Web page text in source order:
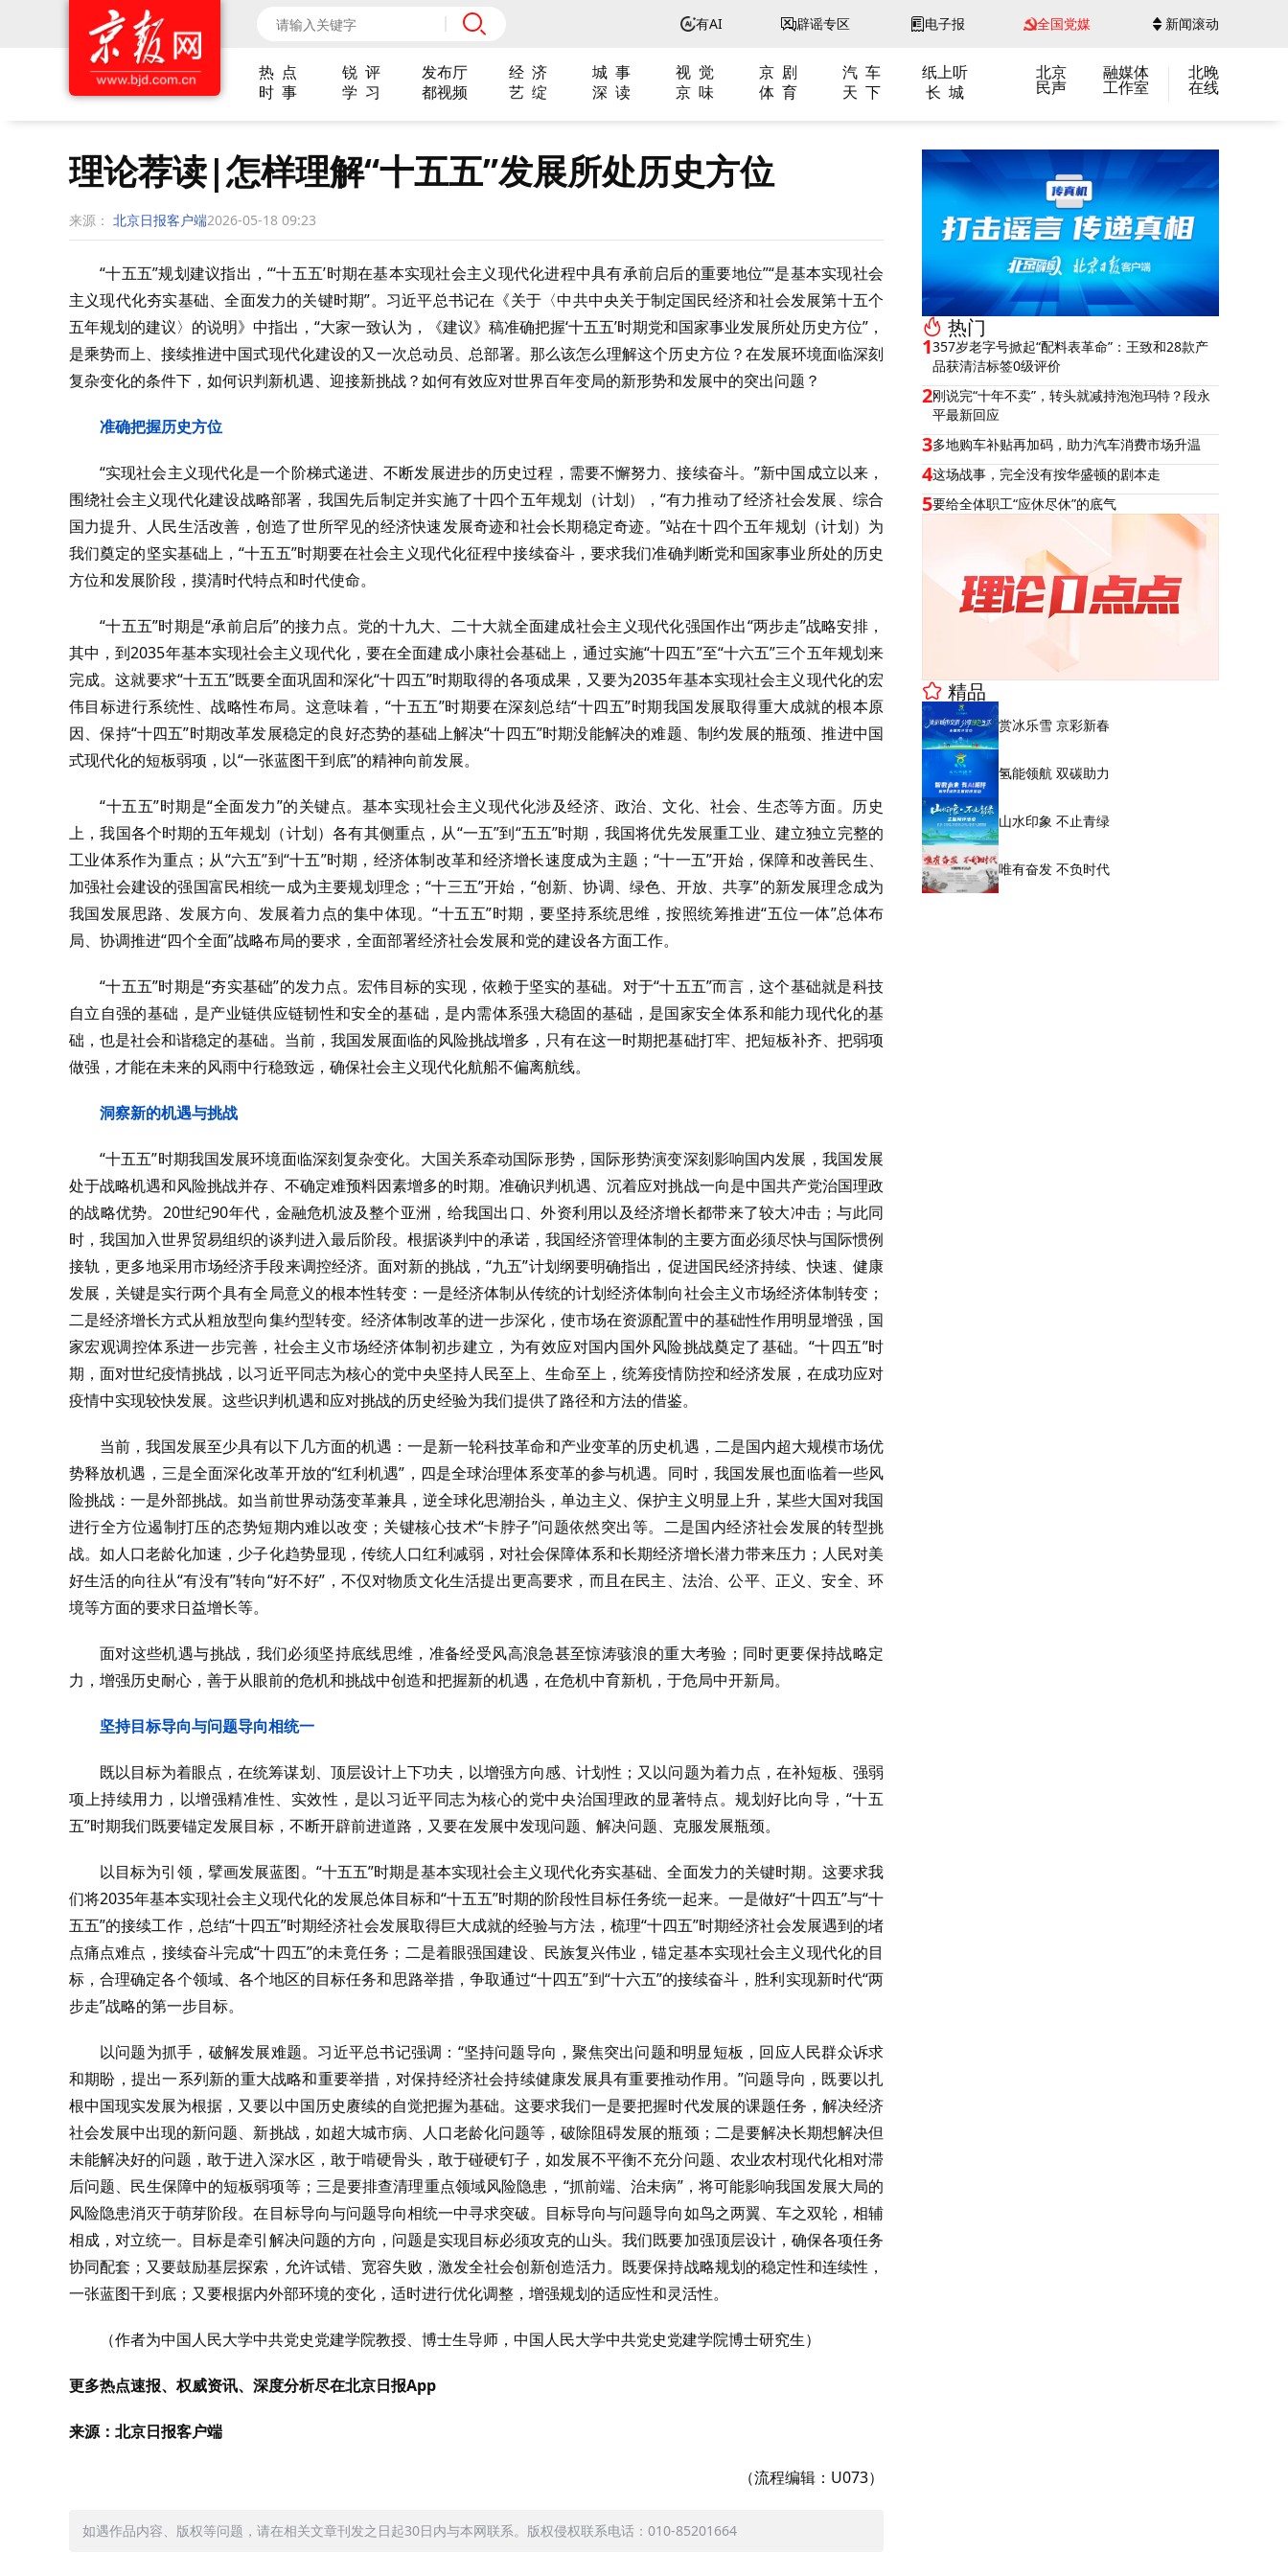
有AI 辟谣专区 电子报 全国党媒 新闻滚动
热 点 锐 评 发布厅 经 济 城 事 视 觉 京 剧 汽 车
纸上听
时 事
学 习 都视频 艺 绽 深 读 京 味 体 育 天 下 长 城
北京
民声
融媒体
工作室
北晚
在线
理论荐读|怎样理解“十五五”发展所处历史方位
来源： 北京日报客户端2026-05-18 09:23
“十五五”规划建议指出，“‘十五五’时期在基本实现社会主义现代化进程中具有承前启后的重要地位”“是基本实现社会
主义现代化夯实基础、全面发力的关键时期”。习近平总书记在《关于〈中共中央关于制定国民经济和社会发展第十五个
五年规划的建议〉的说明》中指出，“大家一致认为，《建议》稿准确把握‘十五五’时期党和国家事业发展所处历史方位”，
是乘势而上、接续推进中国式现代化建设的又一次总动员、总部署。那么该怎么理解这个历史方位？在发展环境面临深刻
复杂变化的条件下，如何识判新机遇、迎接新挑战？如何有效应对世界百年变局的新形势和发展中的突出问题？
准确把握历史方位
“实现社会主义现代化是一个阶梯式递进、不断发展进步的历史过程，需要不懈努力、接续奋斗。”新中国成立以来，
围绕社会主义现代化建设战略部署，我国先后制定并实施了十四个五年规划（计划），“有力推动了经济社会发展、综合
国力提升、人民生活改善，创造了世所罕见的经济快速发展奇迹和社会长期稳定奇迹。”站在十四个五年规划（计划）为
我们奠定的坚实基础上，“十五五”时期要在社会主义现代化征程中接续奋斗，要求我们准确判断党和国家事业所处的历史
方位和发展阶段，摸清时代特点和时代使命。
“十五五”时期是“承前启后”的接力点。党的十九大、二十大就全面建成社会主义现代化强国作出“两步走”战略安排，
其中，到2035年基本实现社会主义现代化，要在全面建成小康社会基础上，通过实施“十四五”至“十六五”三个五年规划来
完成。这就要求“十五五”既要全面巩固和深化“十四五”时期取得的各项成果，又要为2035年基本实现社会主义现代化的宏
伟目标进行系统性、战略性布局。这意味着，“十五五”时期要在深刻总结“十四五”时期我国发展取得重大成就的根本原
因、保持“十四五”时期改革发展稳定的良好态势的基础上解决“十四五”时期没能解决的难题、制约发展的瓶颈、推进中国
式现代化的短板弱项，以“一张蓝图干到底”的精神向前发展。
“十五五”时期是“全面发力”的关键点。基本实现社会主义现代化涉及经济、政治、文化、社会、生态等方面。历史
上，我国各个时期的五年规划（计划）各有其侧重点，从“一五”到“五五”时期，我国将优先发展重工业、建立独立完整的
工业体系作为重点；从“六五”到“十五”时期，经济体制改革和经济增长速度成为主题；“十一五”开始，保障和改善民生、
加强社会建设的强国富民相统一成为主要规划理念；“十三五”开始，“创新、协调、绿色、开放、共享”的新发展理念成为
我国发展思路、发展方向、发展着力点的集中体现。“十五五”时期，要坚持系统思维，按照统筹推进“五位一体”总体布
局、协调推进“四个全面”战略布局的要求，全面部署经济社会发展和党的建设各方面工作。
“十五五”时期是“夯实基础”的发力点。宏伟目标的实现，依赖于坚实的基础。对于“十五五”而言，这个基础就是科技
自立自强的基础，是产业链供应链韧性和安全的基础，是内需体系强大稳固的基础，是国家安全体系和能力现代化的基
础，也是社会和谐稳定的基础。当前，我国发展面临的风险挑战增多，只有在这一时期把基础打牢、把短板补齐、把弱项
做强，才能在未来的风雨中行稳致远，确保社会主义现代化航船不偏离航线。
洞察新的机遇与挑战
“十五五”时期我国发展环境面临深刻复杂变化。大国关系牵动国际形势，国际形势演变深刻影响国内发展，我国发展
处于战略机遇和风险挑战并存、不确定难预料因素增多的时期。准确识判机遇、沉着应对挑战一向是中国共产党治国理政
的战略优势。20世纪90年代，金融危机波及整个亚洲，给我国出口、外资利用以及经济增长都带来了较大冲击；与此同
时，我国加入世界贸易组织的谈判进入最后阶段。根据谈判中的承诺，我国经济管理体制的主要方面必须尽快与国际惯例
接轨，更多地采用市场经济手段来调控经济。面对新的挑战，“九五”计划纲要明确指出，促进国民经济持续、快速、健康
发展，关键是实行两个具有全局意义的根本性转变：一是经济体制从传统的计划经济体制向社会主义市场经济体制转变；
二是经济增长方式从粗放型向集约型转变。经济体制改革的进一步深化，使市场在资源配置中的基础性作用明显增强，国
家宏观调控体系进一步完善，社会主义市场经济体制初步建立，为有效应对国内国外风险挑战奠定了基础。“十四五”时
期，面对世纪疫情挑战，以习近平同志为核心的党中央坚持人民至上、生命至上，统筹疫情防控和经济发展，在成功应对
疫情中实现较快发展。这些识判机遇和应对挑战的历史经验为我们提供了路径和方法的借鉴。
当前，我国发展至少具有以下几方面的机遇：一是新一轮科技革命和产业变革的历史机遇，二是国内超大规模市场优
势释放机遇，三是全面深化改革开放的“红利机遇”，四是全球治理体系变革的参与机遇。同时，我国发展也面临着一些风
险挑战：一是外部挑战。如当前世界动荡变革兼具，逆全球化思潮抬头，单边主义、保护主义明显上升，某些大国对我国
进行全方位遏制打压的态势短期内难以改变；关键核心技术“卡脖子”问题依然突出等。二是国内经济社会发展的转型挑
战。如人口老龄化加速，少子化趋势显现，传统人口红利减弱，对社会保障体系和长期经济增长潜力带来压力；人民对美
好生活的向往从“有没有”转向“好不好”，不仅对物质文化生活提出更高要求，而且在民主、法治、公平、正义、安全、环
境等方面的要求日益增长等。
面对这些机遇与挑战，我们必须坚持底线思维，准备经受风高浪急甚至惊涛骇浪的重大考验；同时更要保持战略定
力，增强历史耐心，善于从眼前的危机和挑战中创造和把握新的机遇，在危机中育新机，于危局中开新局。
坚持目标导向与问题导向相统一
既以目标为着眼点，在统筹谋划、顶层设计上下功夫，以增强方向感、计划性；又以问题为着力点，在补短板、强弱
项上持续用力，以增强精准性、实效性，是以习近平同志为核心的党中央治国理政的显著特点。规划好比向导，“十五
五”时期我们既要锚定发展目标，不断开辟前进道路，又要在发展中发现问题、解决问题、克服发展瓶颈。
以目标为引领，擘画发展蓝图。“十五五”时期是基本实现社会主义现代化夯实基础、全面发力的关键时期。这要求我
们将2035年基本实现社会主义现代化的发展总体目标和“十五五”时期的阶段性目标任务统一起来。一是做好“十四五”与“十
五五”的接续工作，总结“十四五”时期经济社会发展取得巨大成就的经验与方法，梳理“十四五”时期经济社会发展遇到的堵
点痛点难点，接续奋斗完成“十四五”的未竟任务；二是着眼强国建设、民族复兴伟业，锚定基本实现社会主义现代化的目
标，合理确定各个领域、各个地区的目标任务和思路举措，争取通过“十四五”到“十六五”的接续奋斗，胜利实现新时代“两
步走”战略的第一步目标。
以问题为抓手，破解发展难题。习近平总书记强调：“坚持问题导向，聚焦突出问题和明显短板，回应人民群众诉求
和期盼，提出一系列新的重大战略和重要举措，对保持经济社会持续健康发展具有重要推动作用。”问题导向，既要以扎
根中国现实发展为根据，又要以中国历史赓续的自觉把握为基础。这要求我们一是要把握时代发展的课题任务，解决经济
社会发展中出现的新问题、新挑战，如超大城市病、人口老龄化问题等，破除阻碍发展的瓶颈；二是要解决长期想解决但
未能解决好的问题，敢于进入深水区，敢于啃硬骨头，敢于碰硬钉子，如发展不平衡不充分问题、农业农村现代化相对滞
后问题、民生保障中的短板弱项等；三是要排查清理重点领域风险隐患，“抓前端、治未病”，将可能影响我国发展大局的
风险隐患消灭于萌芽阶段。在目标导向与问题导向相统一中寻求突破。目标导向与问题导向如鸟之两翼、车之双轮，相辅
相成，对立统一。目标是牵引解决问题的方向，问题是实现目标必须攻克的山头。我们既要加强顶层设计，确保各项任务
协同配套；又要鼓励基层探索，允许试错、宽容失败，激发全社会创新创造活力。既要保持战略规划的稳定性和连续性，
一张蓝图干到底；又要根据内外部环境的变化，适时进行优化调整，增强规划的适应性和灵活性。
（作者为中国人民大学中共党史党建学院教授、博士生导师，中国人民大学中共党史党建学院博士研究生）
更多热点速报、权威资讯、深度分析尽在北京日报App
来源：北京日报客户端
（流程编辑：U073）
如遇作品内容、版权等问题，请在相关文章刊发之日起30日内与本网联系。版权侵权联系电话：010-85201664
热门
1357岁老字号掀起“配料表革命”：王致和28款产
品获清洁标签0级评价
2刚说完“十年不卖”，转头就减持泡泡玛特？段永
平最新回应
3多地购车补贴再加码，助力汽车消费市场升温
4这场战事，完全没有按华盛顿的剧本走
5要给全体职工“应休尽休”的底气
精品
赏冰乐雪 京彩新春
氢能领航 双碳助力
山水印象 不止青绿
唯有奋发 不负时代